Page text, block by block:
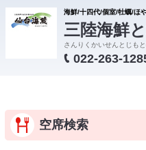
海鮮/十四代/個室/牡蠣/ほ
三陸海鮮
さんりくかいせんとじも
022-263-
空席検索